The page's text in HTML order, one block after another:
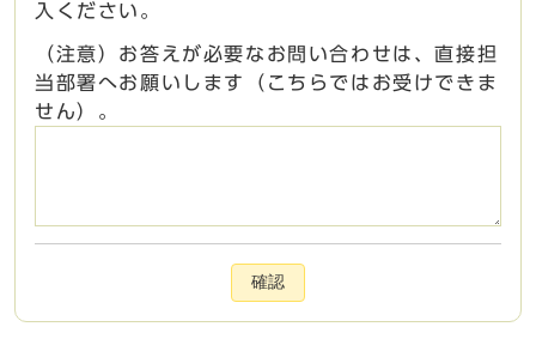
入ください。
（注意）お答えが必要なお問い合わせは、直接担
当部署へお願いします（こちらではお受けできま
せん）。
確認